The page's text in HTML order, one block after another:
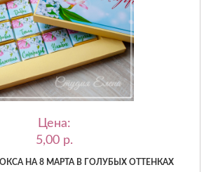
Цена:
5,00 p.
НА 8 МАРТА В ГОЛУБЫХ ОТТЕНКАХ